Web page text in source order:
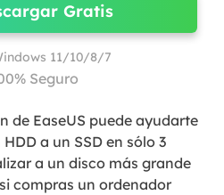
Gratis
11/10/8/7
Seguro
de EaseUS puede ayudarte
a un SSD en sólo 3
a un disco más grande
compras un ordenador